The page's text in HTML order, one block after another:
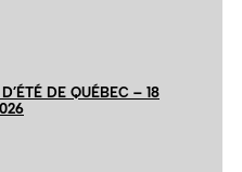
DE QUÉBEC – 18